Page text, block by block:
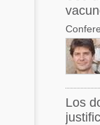
Lechería
Los